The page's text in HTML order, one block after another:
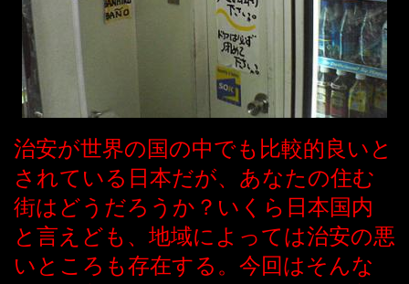
治安が世界の国の中でも比較的良いと
されている日本だが、あなたの住む
街はどうだろうか？いくら日本国内
と言えども、地域によっては治安の悪
いところも存在する。今回はそんな